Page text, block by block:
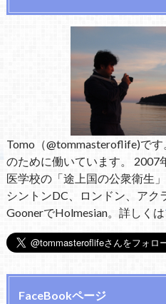
Tomo（@tommasteroflife)で
のために働いています。 2007
医学校の「途上国の公衆衛生
シントンDC、ロンドン、アク
GoonerでHolmesian。詳しくは
FaceBookページ